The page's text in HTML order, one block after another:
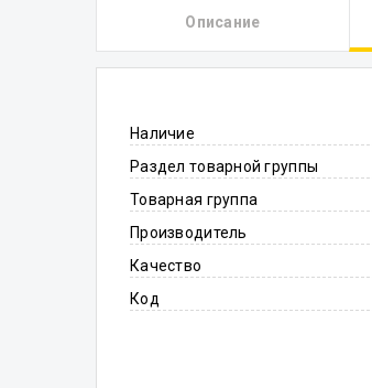
Описание
Наличие
Раздел товарной группы
Товарная группа
Производитель
Качество
Код